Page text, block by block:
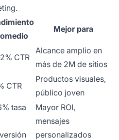
Mejor para
CTR
Alcance amplio en
más de 2M de sitios
CTR
Productos visuales,
público joven
tasa
Mayor ROI,
mensajes
personalizados